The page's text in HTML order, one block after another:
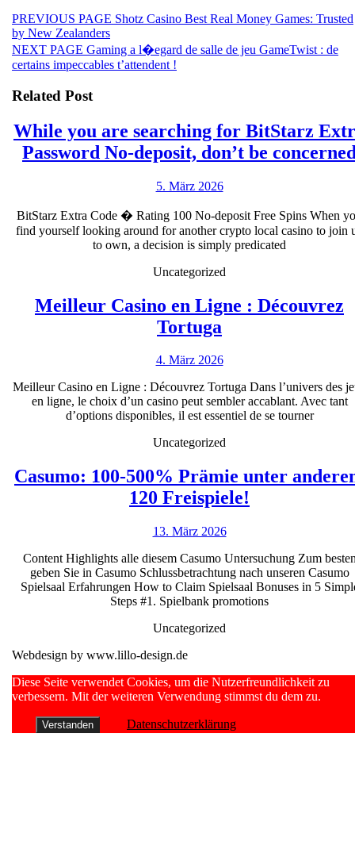
Beitragsnavigation
PREVIOUS PAGE Previous
Shotz Casino Best Real Money Games: Trusted
by New Zealanders
NEXT PAGE Next
post:
Gaming a l�egard de salle de jeu GameTwist : de
certains impeccables t’attendent !
Related Post
While you are searching for BitStarz
Password No-deposit, don’t be
5. März 20265.
2026
BitStarz Extra Code � Rating 100 No-deposit Free Spins When
find yourself looking around for another crypto local casino to join
to own, a decision is simply predicated
Uncategorized
Meilleur Casino en Ligne : Découvrez
Tortuga
en
Ligne
:
Découvrez
4. März 20264.
2026
Meilleur Casino en Ligne : Découvrez Tortuga Dans l’univers des
en ligne, le choix d’un casino peut sembler accablant. Avec tant
d’options disponibles, il est essentiel de se tourner
Uncategorized
Casumo: 100-500% Prämie unter
120 Freispiele!
Prämie
unter
anderem
13. März 202613.
2026
Content Highlights alle diesem Casumo Untersuchung Zum
geben Sie in Casumo Schlussbetrachtung nach unseren Casumo
Spielsaal Erfahrungen How to Claim Spielsaal Bonuses in 5
Steps #1. Spielbank promotions
Uncategorized
Webdesign by www.lillo-design.de
Scroll
Up
Diese Seite verwendet Cookies, um die Nutzerfreundlichkeit zu
verbessern. Mit der weiteren Verwendung stimmst du dem zu.
Verstanden Datenschutzerklärung